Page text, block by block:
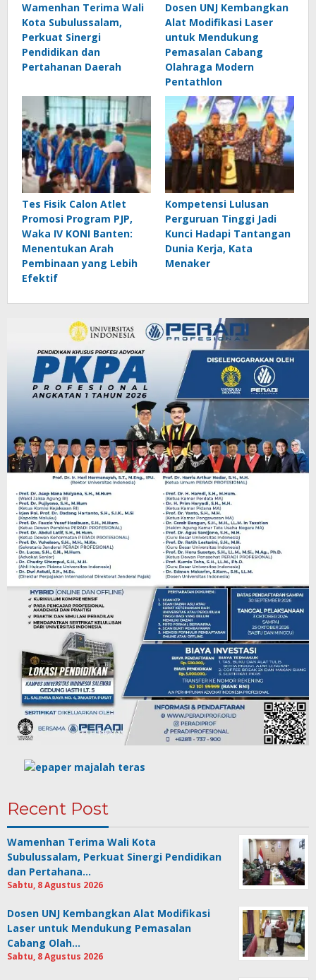
Wamenhan Terima Wali
Kota Subulussalam,
Perkuat Sinergi
Pendidikan dan
Pertahanan Daerah
Dosen UNJ Kembangkan
Alat Modifikasi Laser
untuk Mendukung
Pemasalan Cabang
Olahraga Modern
Pentathlon
Tes Fisik Calon Atlet
Promosi Program PJP,
Waka IV KONI Banten:
Menentukan Arah
Pembinaan yang Lebih
Efektif
Kompetensi Lulusan
Perguruan Tinggi Jadi
Kunci Hadapi Tantangan
Dunia Kerja, Kata
Menaker
Recent Post
Wamenhan Terima Wali Kota
Subulussalam, Perkuat Sinergi Pendidikan
dan Pertahana…
Sabtu, 8 Agustus 2026
Dosen UNJ Kembangkan Alat Modifikasi
Laser untuk Mendukung Pemasalan
Cabang Olah…
Sabtu, 8 Agustus 2026